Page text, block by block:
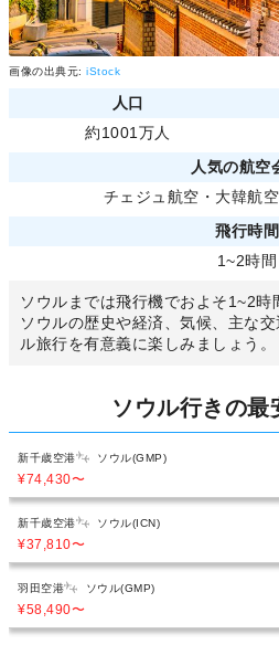
画像の出典元: iStock
人口
約1001万人
人気の航空
チェジュ航空 ・ 大韓航空
飛行時間
1~2時間
ソウルまでは飛行機でおよそ1~2時
ソウルの歴史や経済、気候、主な
ル旅行を有意義に楽しみましょう。
ソウル行きの最
新千歳空港 ソウル(GMP)
¥74,430〜
新千歳空港 ソウル(ICN)
¥37,810〜
羽田空港 ソウル(GMP)
¥58,490〜